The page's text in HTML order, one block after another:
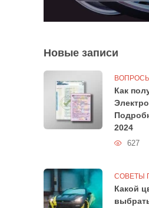
Новые записи
Как
2024
627
СОВЕТЫ
Какой